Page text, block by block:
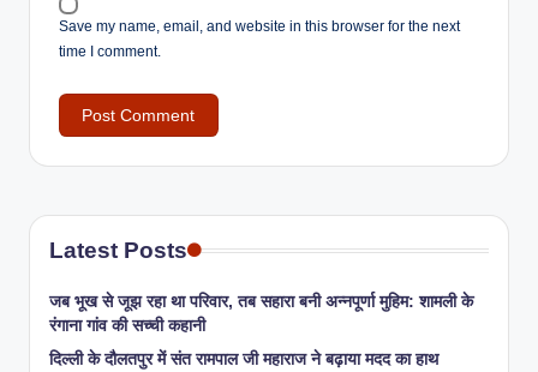
Save my name, email, and website in this browser for the next
time I comment.
Latest Posts
जब भूख से जूझ रहा था परिवार, तब सहारा बनी अन्नपूर्णा मुहिम: शामली के
रंगाना गांव की सच्ची कहानी
​दिल्ली के दौलतपुर में संत रामपाल जी महाराज ने बढ़ाया मदद का हाथ